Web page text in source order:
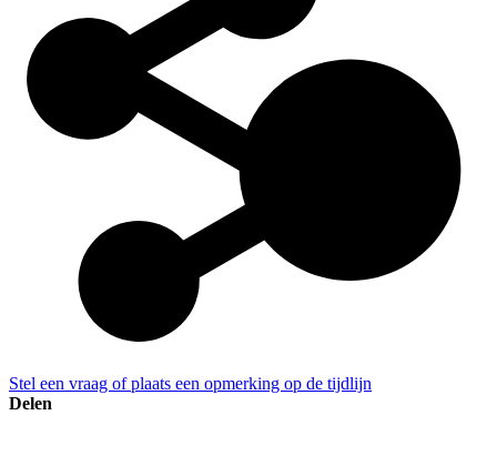
Stel een vraag of plaats een opmerking op de tijdlijn
Delen